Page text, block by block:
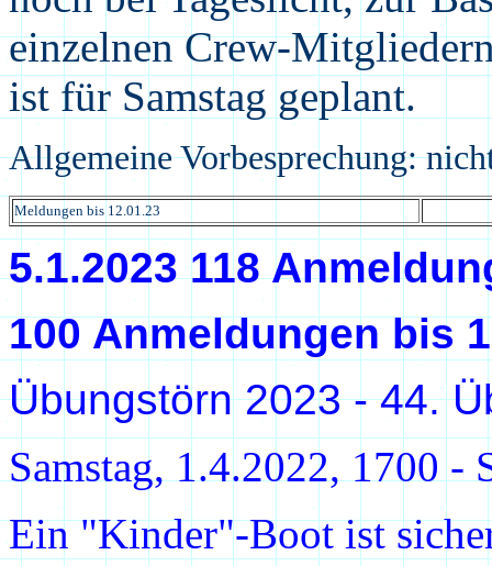
einzelnen Crew-
ist für Samstag geplant.
Allgemeine Vorbesprechung:
Meldungen bis 12.01.23
5.1.2023 118
100 Anmeldungen bis
Übungstörn 2023-44.
Samstag, 1.4.2022, 1700 -
Ein "Kinder"-Boot ist